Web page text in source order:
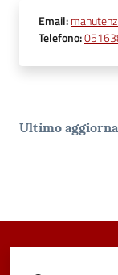
Email:
Telefono:
Ultimo